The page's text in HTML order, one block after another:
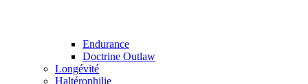
Endurance
Doctrine Outlaw
Longévité
Haltérophilie